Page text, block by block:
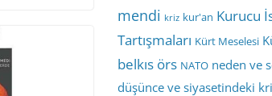
mendi kriz kur'an Kurucu
Tartışmaları Kürt Meselesi
belkıs örs NATO neden ve
düşünce ve siyasetindeki